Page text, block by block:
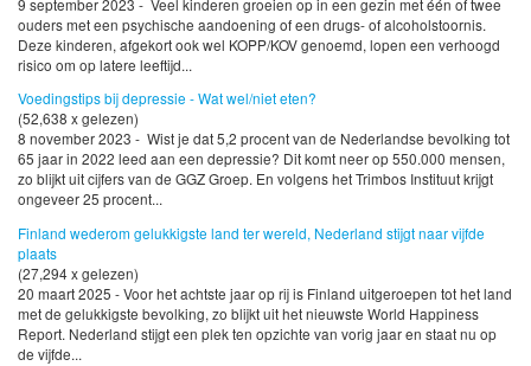
ouders met een psychische aandoening of een drugs- of alcoholstoornis.
Deze kinderen, afgekort ook wel KOPP/KOV genoemd, lopen een verhoogd
risico om op latere leeftijd...
Voedingstips bij depressie - Wat wel/niet eten?
(52,638 x gelezen)
8 november 2023 - Wist je dat 5,2 procent van de Nederlandse bevolking tot
65 jaar in 2022 leed aan een depressie? Dit komt neer op 550.000 mensen,
zo blijkt uit cijfers van de GGZ Groep. En volgens het Trimbos Instituut krijgt
ongeveer 25 procent...
Finland wederom gelukkigste land ter wereld, Nederland stijgt naar vijfde
plaats
(27,294 x gelezen)
20 maart 2025 - Voor het achtste jaar op rij is Finland uitgeroepen tot het land
met de gelukkigste bevolking, zo blijkt uit het nieuwste World Happiness
Report. Nederland stijgt een plek ten opzichte van vorig jaar en staat nu op
de vijfde...